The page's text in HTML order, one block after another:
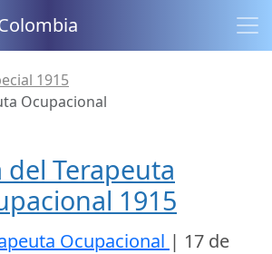
1915
Ocupacional
del Terapeuta
1915
Ocupacional | 17 de